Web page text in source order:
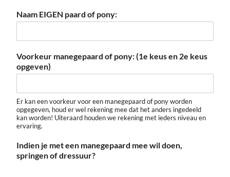
Naam EIGEN paard of pony:
Voorkeur manegepaard of pony: (1e keus en 2e keus
opgeven)
Er kan een voorkeur voor een manegepaard of pony worden
opgegeven, houd er wel rekening mee dat het anders ingedeeld
kan worden! Uiteraard houden we rekening met ieders niveau en
ervaring.
Indien je met een manegepaard mee wil doen,
springen of dressuur?